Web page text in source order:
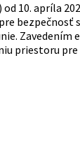
10. apríla
bezpečnosť
priestoru pre